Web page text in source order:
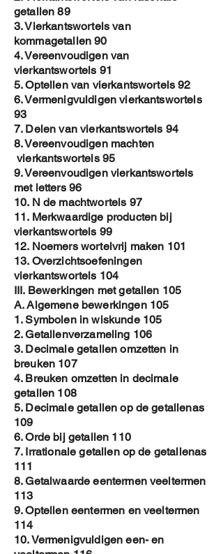
getallen 89
3. Vierkantswortels van
kommagetallen 90
4. Vereenvoudigen van
vierkantswortels 91
5. Optellen van vierkantswortels 92
6. Vermenigvuldigen vierkantswortels
93
7. Delen van vierkantswortels 94
8. Vereenvoudigen machten
vierkantswortels 95
9. Vereenvoudigen vierkantswortels
met letters 96
10. N de machtwortels 97
11. Merkwaardige producten bij
vierkantswortels 99
12. Noemers wortelvrij maken 101
13. Overzichtsoefeningen
vierkantswortels 104
III. Bewerkingen met getallen 105
A. Algemene bewerkingen 105
1. Symbolen in wiskunde 105
2. Getallenverzameling 106
3. Decimale getallen omzetten in
breuken 107
4. Breuken omzetten in decimale
getallen 108
5. Decimale getallen op de getallenas
109
6. Orde bij getallen 110
7. Irrationale getallen op de getallenas
111
8. Getalwaarde eentermen veeltermen
113
9. Optellen eentermen en veeltermen
114
10. Vermenigvuldigen een- en